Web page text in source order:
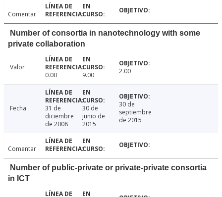
Comentar
Number of consortia in nanotechnology with some
private collaboration
Valor
0.00
9.00 2.00
Fecha
31 de
diciembre
de 2008
30 de
junio de
2015
30 de
septiembre
de 2015
Comentar
Number of public-private or private-private consortia
in ICT